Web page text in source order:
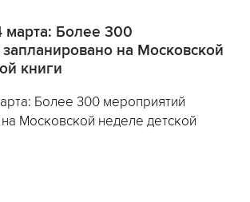
Более 300
на Московской
книги
Более 300 мероприятий
Московской неделе детской